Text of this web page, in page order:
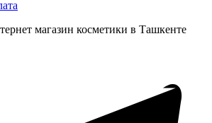
магазин косметики в Ташкенте